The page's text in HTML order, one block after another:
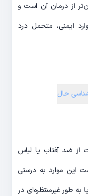
از درمان آن است و
ایمنی، متحمل درد
حال
از ضد آفتاب یا لباس
این موارد به درستی
به طور غیرمنتظره‌ای در